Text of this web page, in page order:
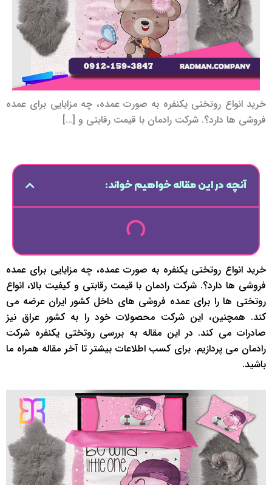
خرید انواع روتختی یکنفره به صورت عمده، چه مزایایی برای عمده
فروشی ها دارد؟. شرکت رادمان با قیمت رقابتی و […]
آنچه در این مقاله خواهیم خواند:
خرید انواع روتختی یکنفره به صورت عمده، چه مزایایی برای عمده
فروشی ها دارد؟. شرکت رادمان با قیمت رقابتی و کیفیت بالا، انواع
روتختی ها را برای عمده فروشی های داخل کشور ایران عرضه می
کند. همچنین، این شرکت محصولات خود را به کشور عراق نیز
صادرات می کند. در این مقاله به بررسی روتختی یکنفره شرکت
رادمان می پردازیم. برای کسب اطلاعات بیشتر تا آخر مقاله همراه ما
باشید.